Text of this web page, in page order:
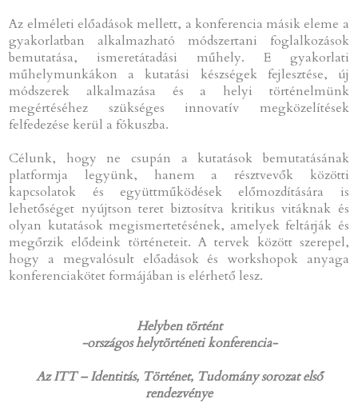
Az elméleti előadások mellett, a konferencia másik eleme a
gyakorlatban alkalmazható módszertani foglalkozások
bemutatása, ismeretátadási műhely. E gyakorlati
műhelymunkákon a kutatási készségek fejlesztése, új
módszerek alkalmazása és a helyi történelmünk
megértéséhez szükséges innovatív megközelítések
felfedezése kerül a fókuszba.
Célunk, hogy ne csupán a kutatások bemutatásának
platformja legyünk, hanem a résztvevők közötti
kapcsolatok és együttműködések előmozdítására is
lehetőséget nyújtson teret biztosítva kritikus vitáknak és
olyan kutatások megismertetésének, amelyek feltárják és
megőrzik elődeink történeteit. A tervek között szerepel,
hogy a megvalósult előadások és workshopok anyaga
konferenciakötet formájában is elérhető lesz.
Helyben történt
-országos helytörténeti konferencia-
Az ITT – Identitás, Történet, Tudomány sorozat első
rendezvénye